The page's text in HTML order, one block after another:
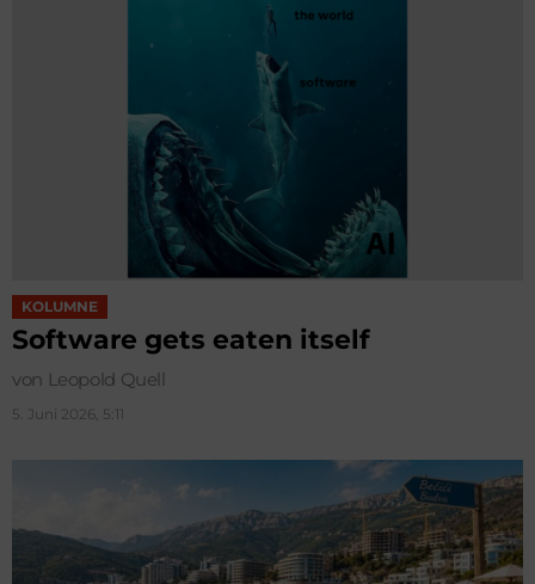
KOLUMNE
Software gets eaten itself
von Leopold Quell
5. Juni 2026, 5:11